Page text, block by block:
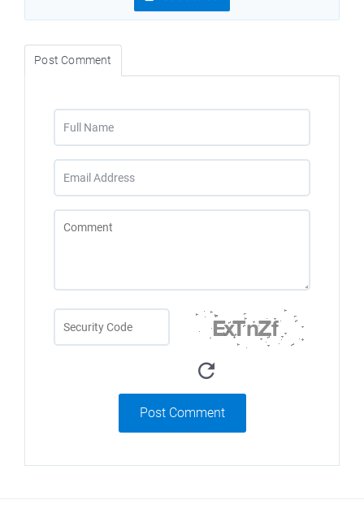
Post Comment
Post Comment